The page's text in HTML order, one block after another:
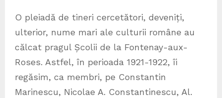
O pleiadă de tineri cercetători, deveniți,
ulterior, nume mari ale culturii române au
călcat pragul Școlii de la Fontenay-aux-
Roses. Astfel, în perioada 1921-1922, îi
regăsim, ca membri, pe Constantin
Marinescu, Nicolae A. Constantinescu, Al.